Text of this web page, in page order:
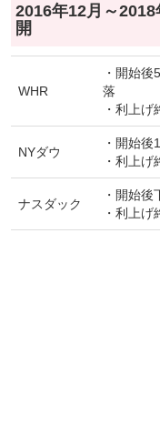
2016年12月～
開
WHR
・開始
落
・利上
NYダウ
・開始
・利上
ナスダック
・開始後
・利上